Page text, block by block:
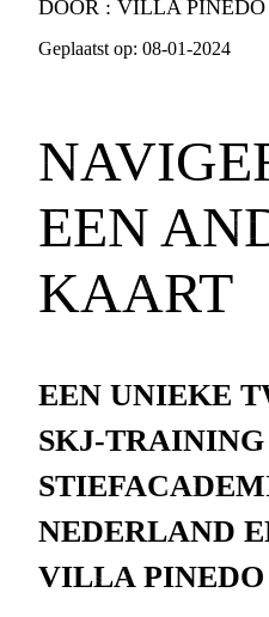
DOOR : VILLA PINEDO
Geplaatst op: 08-01-2024
EEN
KAART
EEN UNIEKE
SKJ-
NEDERLAND
VILLA PINEDO